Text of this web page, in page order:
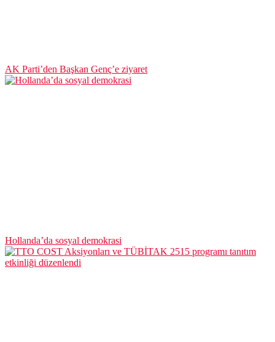
AK Parti’den Başkan Genç’e ziyaret
Hollanda’da sosyal demokrasi